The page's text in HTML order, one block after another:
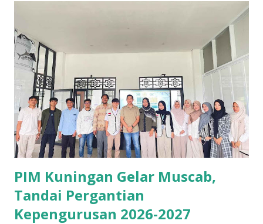
PIM Kuningan Gelar Muscab,
Tandai Pergantian
Kepengurusan 2026-2027